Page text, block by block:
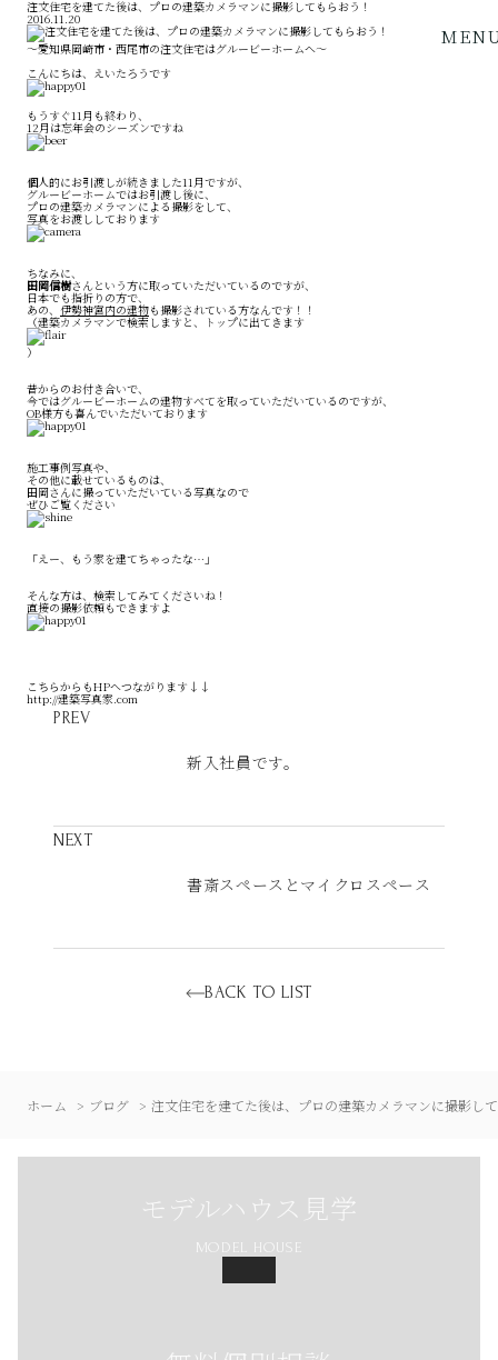
注文住宅を建てた後は、プロの建築カメラマンに撮影してもらおう！
2016.11.20
～愛知県岡崎市・西尾市の注文住宅はグルービーホームへ～
こんにちは、えいたろうです
もうすぐ11月も終わり、
12月は忘年会のシーズンですね
個人的にお引渡しが続きました11月ですが、
グルービーホームではお引渡し後に、
プロの建築カメラマンによる撮影をして、
写真をお渡ししております
ちなみに、
田岡信樹さんという方に取っていただいているのですが、
日本でも指折りの方で、
あの、 伊勢神宮内の建物も撮影されている方なんです！！
（建築カメラマンで検索しますと、トップに出てきます
）
昔からのお付き合いで、
今ではグルービーホームの建物すべてを取っていただいているのですが、
OB様方も喜んでいただいております
施工事例写真や、
その他に載せているものは、
田岡さんに撮っていただいている写真なので
ぜひご覧ください
「えー、もう家を建てちゃったな…」
そんな方は、検索してみてくださいね！
直接の撮影依頼もできますよ
こちらからもHPへつながります↓↓
http://建築写真家.com
PREV
新入社員です。
BACK TO LIST
NEXT
書斎スペースとマイクロスペース
ホーム ブログ 注文住宅を建てた後は、プロの建築カメラマンに撮影し
モデルハウス見学
MODEL HOUSE